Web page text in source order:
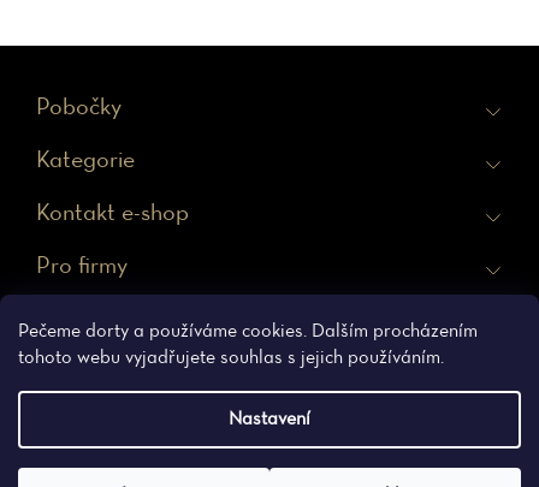
Pečeme dorty a používáme cookies. Dalším procházením
tohoto webu vyjadřujete souhlas s jejich používáním.
Nastavení
Pobočky
Kategorie
Kontakt e-shop
Pro firmy
Ochrana osobních údajů Obchodní podmínky
Vytvořil Shoptet